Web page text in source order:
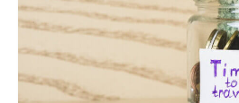
English(Inglese)
Eesti
Suomi Finlandese)